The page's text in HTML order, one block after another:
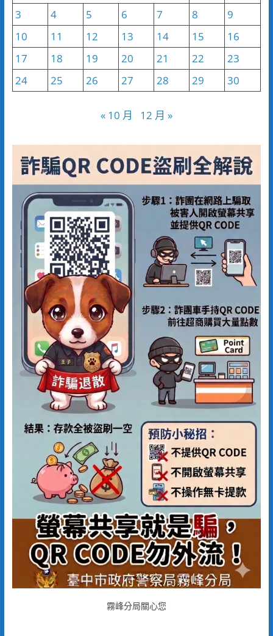
3
4 5 6 7 8
9
10
11 12 13 14 15
16
17
18 19 20 21 22
23
24
25 26 27 28 29 30
« 10 月 12 月 »
霧峰分局關心您